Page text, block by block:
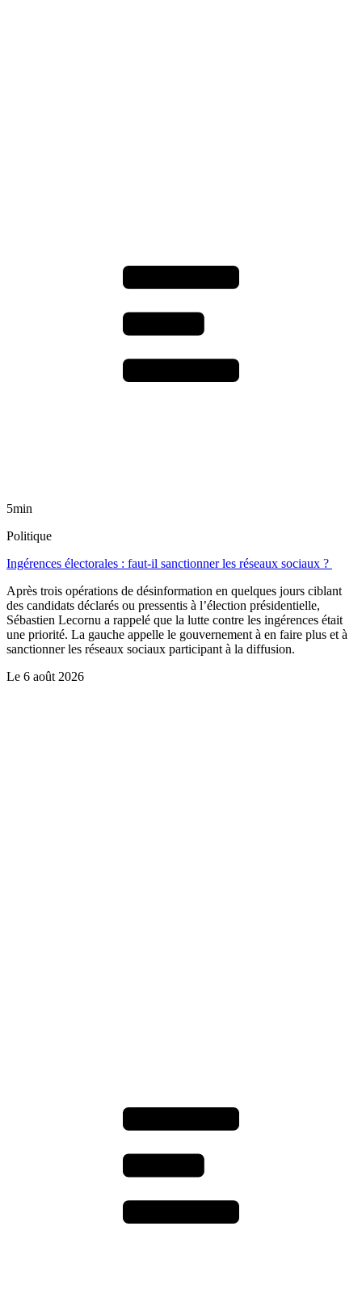
5min
Politique
Ingérences électorales : faut-il sanctionner les réseaux sociaux ?
Après trois opérations de désinformation en quelques jours ciblant
des candidats déclarés ou pressentis à l’élection présidentielle,
Sébastien Lecornu a rappelé que la lutte contre les ingérences était
une priorité. La gauche appelle le gouvernement à en faire plus et à
sanctionner les réseaux sociaux participant à la diffusion.
Le 6 août 2026